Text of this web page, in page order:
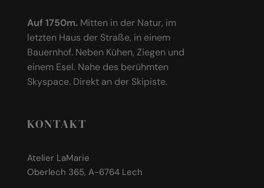
Auf 1750m.Mitten in der Natur, im
letzten Haus der Straße, in einem
Bauernhof. Neben Kühen, Ziegen und
einem Esel. Nahe des berühmten
Skyspace. Direkt an der Skipiste.
KONTAKT
Atelier LaMarie
Oberlech 365, A-6764 Lech